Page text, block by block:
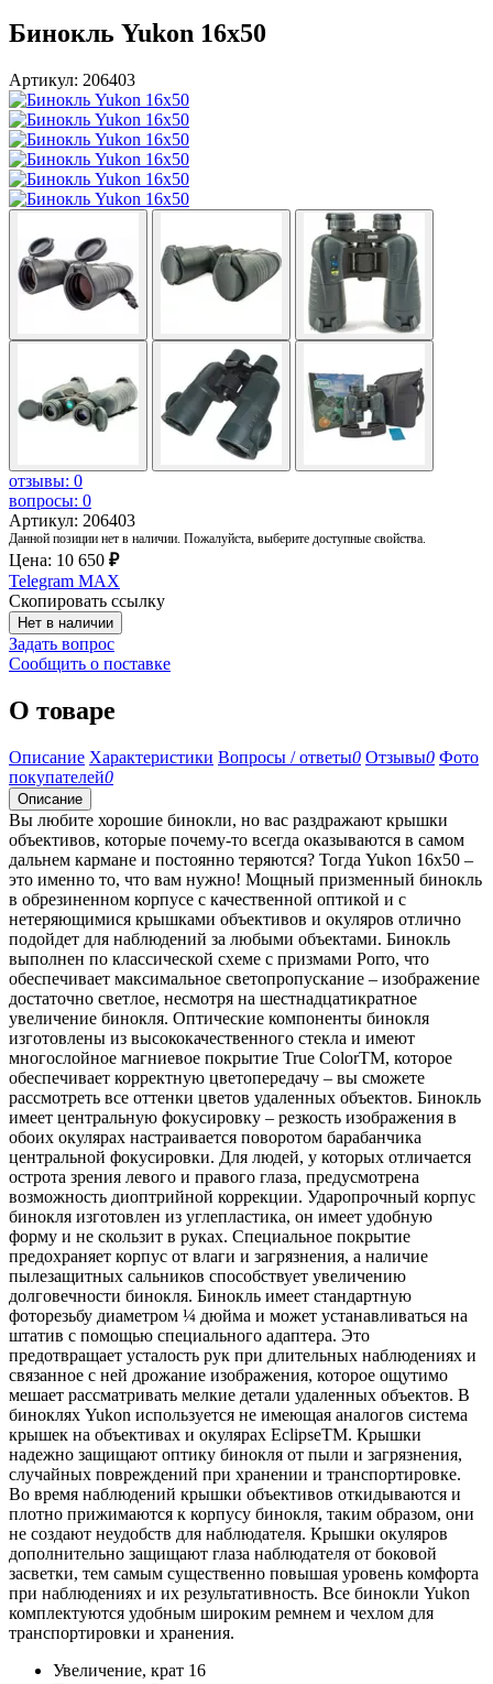
Бинокль Yukon 16x50
Артикул: 206403
отзывы: 0
вопросы: 0
Артикул: 206403
Данной позиции нет в наличии. Пожалуйста, выберите доступные свойства.
Цена: 10 650 ₽
Telegram MAX
Скопировать ссылку
Нет в наличии
Задать вопрос
Сообщить о поставке
О товаре
Описание Характеристики Вопросы / ответы0 Отзывы0 Фото
покупателей0
Описание
Вы любите хорошие бинокли, но вас раздражают крышки
объективов, которые почему-то всегда оказываются в самом
дальнем кармане и постоянно теряются? Тогда Yukon 16x50 –
это именно то, что вам нужно! Мощный призменный бинокль
в обрезиненном корпусе с качественной оптикой и с
нетеряющимися крышками объективов и окуляров отлично
подойдет для наблюдений за любыми объектами. Бинокль
выполнен по классической схеме с призмами Porro, что
обеспечивает максимальное светопропускание – изображение
достаточно светлое, несмотря на шестнадцатикратное
увеличение бинокля. Оптические компоненты бинокля
изготовлены из высококачественного стекла и имеют
многослойное магниевое покрытие True ColorTM, которое
обеспечивает корректную цветопередачу – вы сможете
рассмотреть все оттенки цветов удаленных объектов. Бинокль
имеет центральную фокусировку – резкость изображения в
обоих окулярах настраивается поворотом барабанчика
центральной фокусировки. Для людей, у которых отличается
острота зрения левого и правого глаза, предусмотрена
возможность диоптрийной коррекции. Ударопрочный корпус
бинокля изготовлен из углепластика, он имеет удобную
форму и не скользит в руках. Специальное покрытие
предохраняет корпус от влаги и загрязнения, а наличие
пылезащитных сальников способствует увеличению
долговечности бинокля. Бинокль имеет стандартную
фоторезьбу диаметром ¼ дюйма и может устанавливаться на
штатив с помощью специального адаптера. Это
предотвращает усталость рук при длительных наблюдениях и
связанное с ней дрожание изображения, которое ощутимо
мешает рассматривать мелкие детали удаленных объектов. В
биноклях Yukon используется не имеющая аналогов система
крышек на объективах и окулярах EclipseTM. Крышки
надежно защищают оптику бинокля от пыли и загрязнения,
случайных повреждений при хранении и транспортировке.
Во время наблюдений крышки объективов откидываются и
плотно прижимаются к корпусу бинокля, таким образом, они
не создают неудобств для наблюдателя. Крышки окуляров
дополнительно защищают глаза наблюдателя от боковой
засветки, тем самым существенно повышая уровень комфорта
при наблюдениях и их результативность. Все бинокли Yukon
комплектуются удобным широким ремнем и чехлом для
транспортировки и хранения.
Увеличение, крат 16